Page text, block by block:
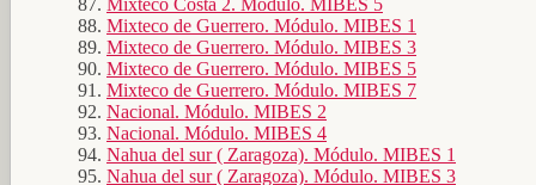
Mixteco de Guerrero. Módulo. MIBES 1
Mixteco de Guerrero. Módulo. MIBES 3
Mixteco de Guerrero. Módulo. MIBES 5
Mixteco de Guerrero. Módulo. MIBES 7
Nacional. Módulo. MIBES 2
Nacional. Módulo. MIBES 4
Nahua del sur ( Zaragoza). Módulo. MIBES 1
Nahua del sur ( Zaragoza). Módulo. MIBES 3